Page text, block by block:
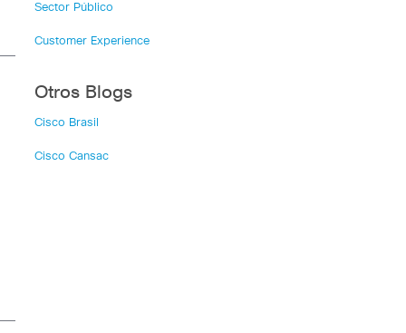
Sector Público
Customer Experience
Otros Blogs
Cisco Brasil
Cisco Cansac